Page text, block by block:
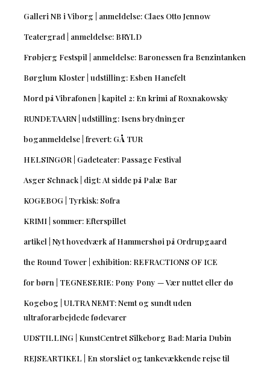
Galleri NB i Viborg | anmeldelse: Claes Otto Jennow
Teatergrad | anmeldelse: BRYLD
Frøbjerg Festspil | anmeldelse: Baronessen fra Benzintanken
Børglum Kloster | udstilling: Esben Hanefelt
Mord på Vibrafonen | kapitel 2: En krimi af Roxnakowsky
RUNDETAARN | udstilling: Isens brydninger
boganmeldelse | frevert: GÅ TUR
HELSINGØR | Gadeteater: Passage Festival
Asger Schnack | digt: At sidde på Palæ Bar
KOGEBOG | Tyrkisk: Sofra
KRIMI | sommer: Efterspillet
artikel | Nyt hovedværk af Hammershøi på Ordrupgaard
the Round Tower | exhibition: REFRACTIONS OF ICE
for børn | TEGNESERIE: Pony Pony — Vær nuttet eller dø
Kogebog | ULTRA NEMT: Nemt og sundt uden
ultraforarbejdede fødevarer
UDSTILLING | KunstCentret Silkeborg Bad: Maria Dubin
REJSEARTIKEL | En storslået og tankevækkende rejse til